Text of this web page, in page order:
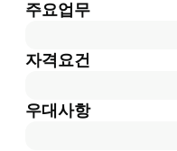
주요업무
자격요건
우대사항